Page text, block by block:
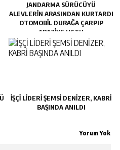
JANDARMA SÜRÜCÜYÜ
ALEVLERIN ARASINDAN KURTARDI
OTOMOBIL DURAĞA ÇARPIP
ARAZIYE UÇTU
İŞÇİ LİDERİ ŞEMSİ DENİZER, KABRİ
BAŞINDA ANILDI
Yorum Yok